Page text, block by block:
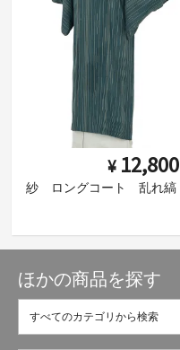
¥ 12,800
紗 ロングコート 乱れ縞
ほかの商品を探す